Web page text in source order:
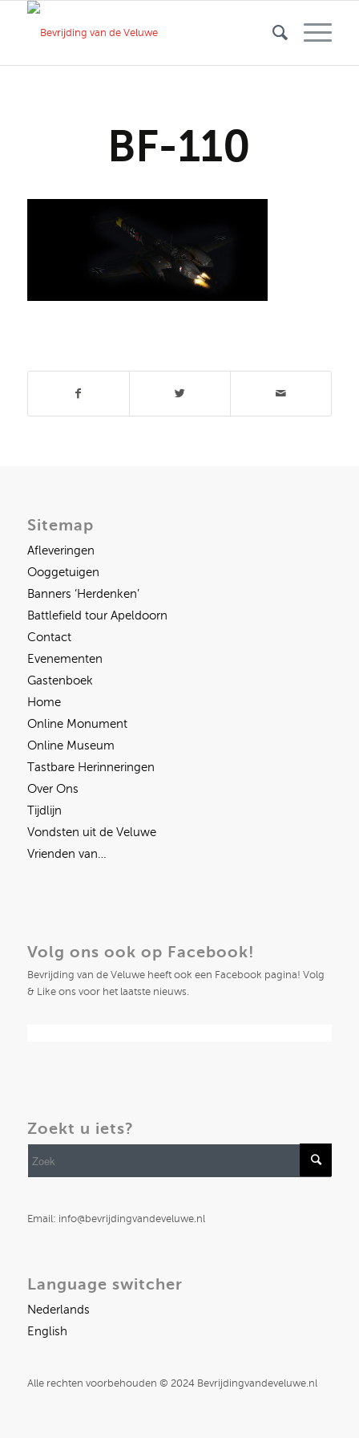
BF-110
Sitemap
Afleveringen
Ooggetuigen
Banners ‘Herdenken’
Battlefield tour Apeldoorn
Contact
Evenementen
Gastenboek
Home
Online Monument
Online Museum
Tastbare Herinneringen
Over Ons
Tijdlijn
Vondsten uit de Veluwe
Vrienden van…
Volg ons ook op Facebook!
Bevrijding van de Veluwe heeft ook een Facebook pagina! Volg
& Like ons voor het laatste nieuws.
Zoekt u iets?
Email: info@bevrijdingvandeveluwe.nl
Language switcher
Nederlands
English
Alle rechten voorbehouden © 2024 Bevrijdingvandeveluwe.nl